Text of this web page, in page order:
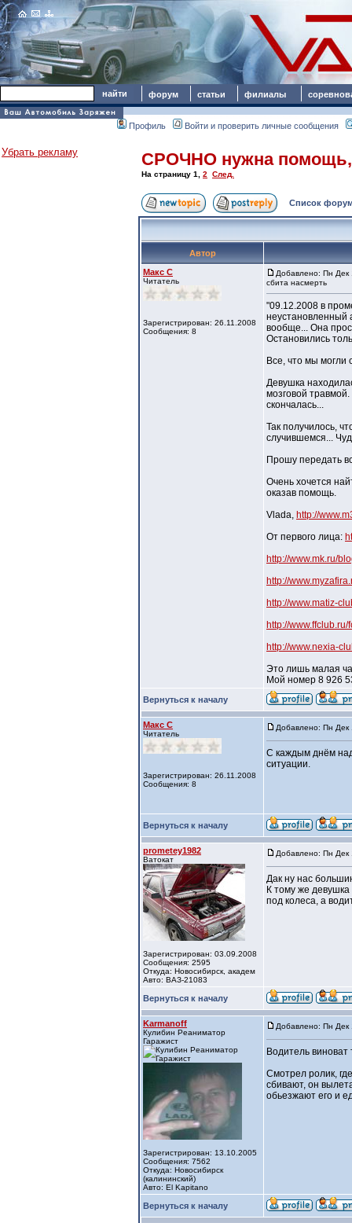
форум статьи филиалы
Профиль Войти и проверить личные сообщения
Убрать рекламу СРОЧНО нужна помощь,
На страницу 1 2 След.
Список
Автор
Макс C
Читатель
Зарегистрирован: 26.11.2008
Сообщения: 8
Добавлено: Пн Дек
сбита насмерть
"09.12.2008 в
неустановленный
вообще... Она
Остановились
Все, что мы могли
Девушка
мозговой
скончалась...
Так получилось,
случившемся...
Прошу передать
Очень хочется
оказав помощь.
Vlada, http://
От первого лица:
http://www.mk.ru/
http://
http://www.matiz-
http://
http://www.nexia-
Это лишь малая
Мой номер 8 926
Вернуться к началу
Макс C
Читатель
Зарегистрирован: 26.11.2008
Сообщения: 8
Добавлено: Пн Дек
С каждым днём
ситуации.
Вернуться к началу
prometey1982
Ватокат
Зарегистрирован: 03.09.2008
Сообщения: 2595
Откуда: Новосибирск, академ
Авто: ВАЗ-21083
Добавлено: Пн Дек
Дак ну нас
К тому же
под колеса, а
Вернуться к началу
Karmanoff
Кулибин Реаниматор
Гаражист
Зарегистрирован: 13.10.2005
Сообщения: 7562
Откуда: Новосибирск
(калининский)
Авто: El Kapitano
Добавлено: Пн Дек
Водитель виноват
Смотрел ролик,
сбивают, он
обьезжают его и
Вернуться к началу